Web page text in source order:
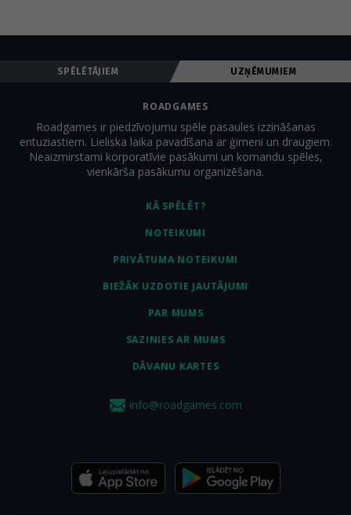
SPĒLĒTĀJIEM UZŅĒMUMIEM
KĀ SPĒLĒT?
NOTEIKUMI
PRIVĀTUMA NOTEIKUMI
BIEŽĀK UZDOTIE JAUTĀJUMI
PAR MUMS
SAZINIES AR MUMS
DĀVANU KARTES
ROADGAMES
Roadgames ir piedzīvojumu spēle pasaules izzināšanas
entuziastiem. Lieliska laika pavadīšana ar ģimeni un draugiem.
Neaizmirstami korporatīvie pasākumi un komandu spēles,
vienkārša pasākumu organizēšana.
info@roadgames.com